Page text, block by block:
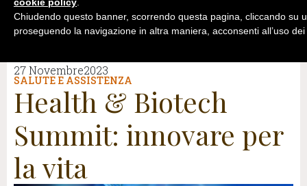
27 Novembre2023
SALUTE E ASSISTENZA
Health & Biotech
Summit: innovare per
la vita
cookie policy.
Chiudendo questo banner, scorrendo questa pagina, cliccando su
proseguendo la navigazione in altra maniera, acconsenti all’uso